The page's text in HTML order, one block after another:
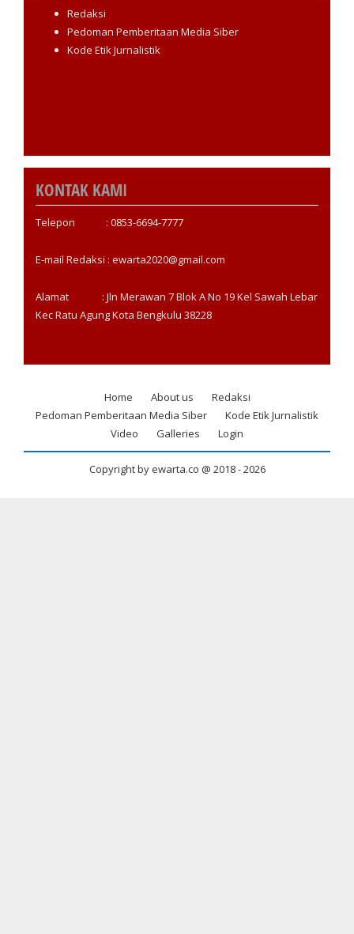
Redaksi
Pedoman Pemberitaan Media Siber
Kode Etik Jurnalistik
KONTAK KAMI
Telepon : 0853-6694-7777
E-mail Redaksi : ewarta2020@gmail.com
Alamat : Jln Merawan 7 Blok A No 19 Kel Sawah Lebar
Kec Ratu Agung Kota Bengkulu 38228
Footer
Home About us
Redaksi
Pedoman Pemberitaan Media Siber
Kode Etik Jurnalistik
Video
Galleries Login
Copyright by ewarta.co @ 2018 -2026